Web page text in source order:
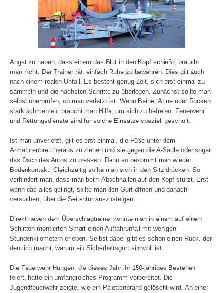
Angst zu haben, dass einem das Blut in den Kopf schießt, braucht
man nicht. Der Trainer rät, einfach Ruhe zu bewahren. Dies gilt auch
nach einem realen Unfall. Es besteht genug Zeit, sich erst einmal zu
sammeln und die nächsten Schritte zu überlegen. Zunächst sollte man
selbst überprüfen, ob man verletzt ist. Wenn Beine, Arme oder Rücken
stark schmerzen, braucht man Hilfe, um sich zu befreien. Feuerwehr
und Rettungsdienste sind für solche Einsätze speziell geschult.
Ist man unverletzt, gilt es erst einmal, die Füße unter dem
Armaturenbrett heraus zu ziehen und sie gegen die A-Säule oder sogar
das Dach des Autos zu pressen. Denn so bekommt man wieder
Bodenkontakt. Gleichzeitig sollte man sich in den Sitz drücken. So
verhindert man, dass man beim Abschnallen auf den Kopf stürzt. Erst
wenn das alles gelingt, sollte man den Gurt öffnen und danach
versuchen, über die Seitentür auszusteigen.
Direkt neben dem Überschlagtrainer konnte man in einem auf einem
Schlitten montierten Smart einen Auffahrunfall mit wenigen
Stundenkilometern erleben. Selbst dabei gibt es schon einen Ruck, der
deutlich macht, warum ein Sicherheitsgurt sinnvoll ist.
Die Feuerwehr Hungen, die dieses Jahr ihr 150-jähriges Bestehen
feiert, hatte ein umfangreiches Programm vorbereitet. Die
Jugendfeuerwehr zeigte, wie ein Palettenbrand gelöscht wird. An einer